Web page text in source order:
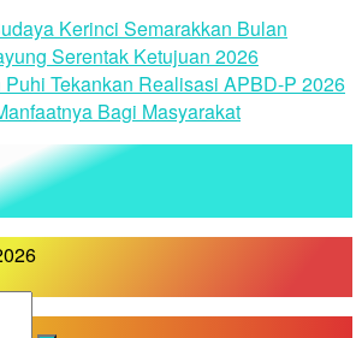
Kerinci Semarakkan Bulan
Serentak Ketujuan 2026
Puhi Tekankan Realisasi APBD-P 2026
Bagi Masyarakat